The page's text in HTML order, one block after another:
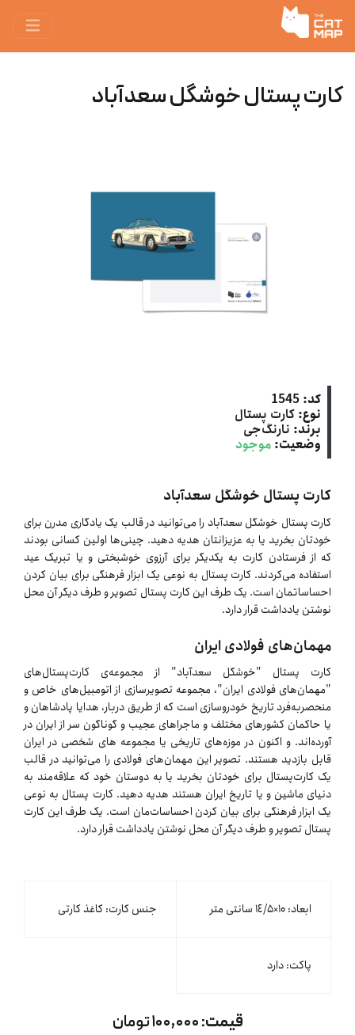
کارت پستال خوشگل سعدآباد
کد: 1545
نوع: کارت پستال
برند: نارنگ‌جی
وضعیت: موجود
کارت پستال خوشگل سعدآباد
کارت پستال خوشگل سعدآباد را می‌توانید در قالب یک یادگاری مدرن برای
خودتان بخرید یا به عزیزانتان هدیه دهید. چینی‌ها اولین کسانی بودند
که از فرستادن کارت به یکدیگر برای آرزوی خوشبختی و یا تبریک عید
استفاده می‌کردند. کارت پستال به نوعی یک ابزار فرهنگی برای بیان کردن
احساساتمان است. یک طرف این کارت پستال تصویر و طرف دیگر آن محل
نوشتن یادداشت قرار دارد.
مهمان‌های فولادی ایران
کارت پستال "خوشگل سعدآباد" از مجموعه‌ی کارت‌پستال‌های
"مهمان‌های فولادی ایران"، مجموعه تصویرسازی از اتومبیل‌های خاص و
منحصر‌به‌فرد تاریخ خودرو‌سازی است که از طریق دربار، هدایا پادشاهان و
یا حاکمان کشور‌های مختلف و ماجرا‌های عجیب و گوناگون سر از ایران در
آورده‌اند. و اکنون در موزه‌های تاریخی یا مجموعه های شخصی در ایران
قابل بازدید هستند. تصویر این مهمان‌های فولادی را می‌توانید در قالب
یک کارت‌پستال برای خودتان بخرید یا به دوستان خود که علاقه‌مند به
دنیای ماشین و یا تاریخ ایران هستند هدیه دهید. کارت پستال به نوعی
یک ابزار فرهنگی برای بیان کردن احساسات‌مان است. یک طرف این کارت
پستال تصویر و طرف دیگر آن محل نوشتن یادداشت قرار دارد.
ابعاد: ۱۰×١٤/۵ سانتی متر جنس کارت: کاغذ کارتی
پاکت: دارد
قیمت:۱۰۰,۰۰۰ تومان